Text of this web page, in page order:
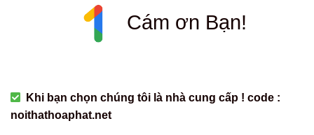
Cám ơn Bạn!
Khi bạn chọn chúng tôi là nhà cung cấp ! code :
noithathoaphat.net